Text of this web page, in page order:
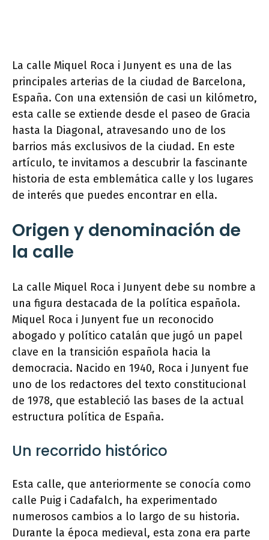
La calle Miquel Roca i Junyent es una de las
principales arterias de la ciudad de Barcelona,
España. Con una extensión de casi un kilómetro,
esta calle se extiende desde el paseo de Gracia
hasta la Diagonal, atravesando uno de los
barrios más exclusivos de la ciudad. En este
artículo, te invitamos a descubrir la fascinante
historia de esta emblemática calle y los lugares
de interés que puedes encontrar en ella.
Origen y denominación de
la calle
La calle Miquel Roca i Junyent debe su nombre a
una figura destacada de la política española.
Miquel Roca i Junyent fue un reconocido
abogado y político catalán que jugó un papel
clave en la transición española hacia la
democracia. Nacido en 1940, Roca i Junyent fue
uno de los redactores del texto constitucional
de 1978, que estableció las bases de la actual
estructura política de España.
Un recorrido histórico
Esta calle, que anteriormente se conocía como
calle Puig i Cadafalch, ha experimentado
numerosos cambios a lo largo de su historia.
Durante la época medieval, esta zona era parte